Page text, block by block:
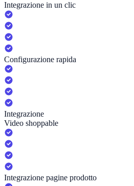
Integrazione in un clic
Configurazione rapida
Integrazione
Video shoppable
Integrazione pagine prodotto